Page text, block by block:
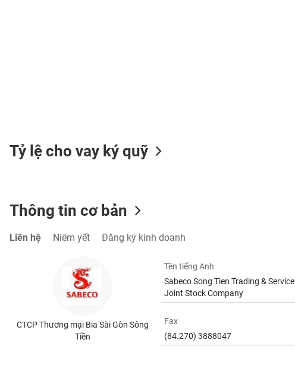
Tỷ lệ cho vay ký quỹ
Thông tin cơ bản
Liên hệ Niêm yết Đăng ký kinh doanh
CTCP Thương mại Bia Sài Gòn Sông
Tiền
Tên tiếng Anh
Sabeco Song Tien Trading & Service
Joint Stock Company
Fax
(84.270) 3888047
KHỎE
CHÍNH